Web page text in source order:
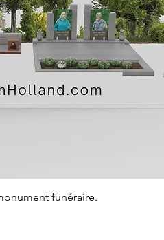
rapide
funéraire.